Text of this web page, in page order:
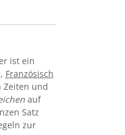
ist ein
, Französisch
und
auf
Satz
zur